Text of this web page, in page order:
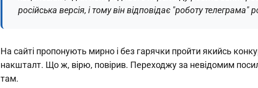
російська версія, і тому він відповідає "роботу телеграма"
На сайті пропонують мирно і без гарячки пройти якийсь
накшталт. Що ж, вірю, повірив. Переходжу за невідомим
там.